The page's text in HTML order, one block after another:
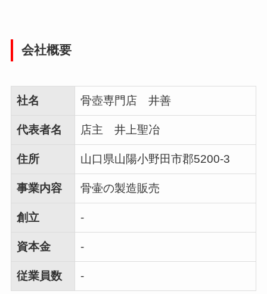
会社概要
社名 骨壺専門店 井善
代表者名 店主 井上聖冶
住所 山口県山陽小野田市郡5200-3
事業内容 骨壷の製造販売
創立 -
資本金 -
従業員数 -